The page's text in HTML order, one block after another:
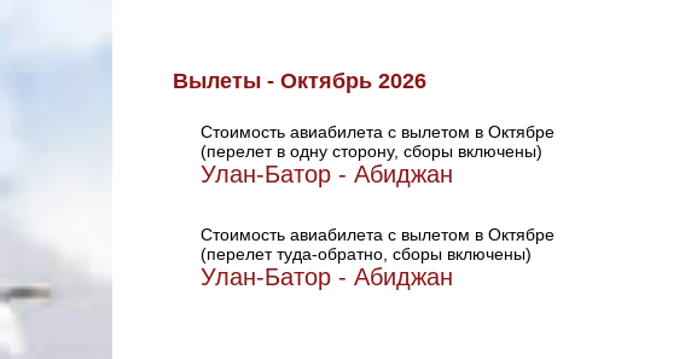
Вылеты - Октябрь 2026
Стоимость авиабилета с вылетом в Октябре
(перелет в одну сторону, сборы включены)
Улан-Батор - Абиджан
Стоимость авиабилета с вылетом в Октябре
(перелет туда-обратно, сборы включены)
Улан-Батор - Абиджан